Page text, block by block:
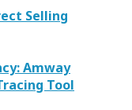
Selling
Amway
Tool